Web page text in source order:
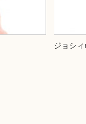
ジョシィ